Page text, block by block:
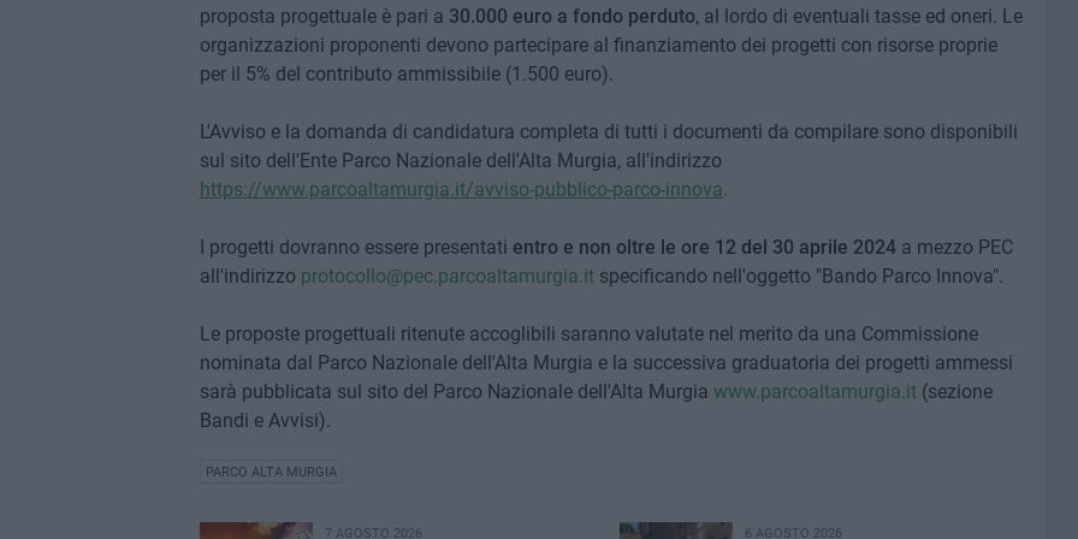
proposta progettuale è pari a 30.000 euro a fondo perduto, al lordo di eventuali tasse ed oneri. Le
organizzazioni proponenti devono partecipare al finanziamento dei progetti con risorse proprie
per il 5% del contributo ammissibile (1.500 euro).
L'Avviso e la domanda di candidatura completa di tutti i documenti da compilare sono disponibili
sul sito dell'Ente Parco Nazionale dell'Alta Murgia, all'indirizzo
https://www.parcoaltamurgia.it/avviso-pubblico-parco-innova.
I progetti dovranno essere presentati entro e non oltre le ore 12 del 30 aprile 2024a mezzo PEC
all'indirizzo protocollo@pec.parcoaltamurgia.itspecificando nell'oggetto "Bando Parco Innova".
Le proposte progettuali ritenute accoglibili saranno valutate nel merito da una Commissione
nominata dal Parco Nazionale dell'Alta Murgia e la successiva graduatoria dei progetti ammessi
sarà pubblicata sul sito del Parco Nazionale dell'Alta Murgia www.parcoaltamurgia.it(sezione
Bandi e Avvisi).
PARCO ALTA MURGIA
7 AGOSTO 2026 6 AGOSTO 2026